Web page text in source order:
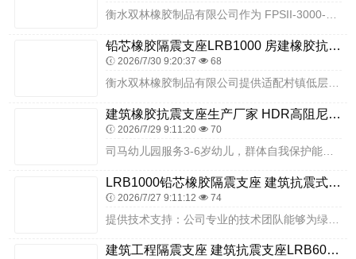
衡水双林橡胶制品有限公司作为 FPSII-3000-400-4.11 摩擦摆隔震支座的源头工厂，具备该型号产品的规模化生产能力，可根据客户需求提供定制化生产服务...
铅芯橡胶隔震支座LRB1000 房建橡胶抗震支座源头工厂 LNR1200支座厂家
2026/7/30 9:20:37 68
建筑橡胶抗震支座生产厂家 HDR高阻尼橡胶隔震支座生产厂家 建筑成品隔震支座生产厂家
2026/7/29 9:11:20 70
LRB1000铅芯橡胶隔震支座 建筑抗震式隔震支座源头工厂 建筑防震隔震支座厂家
2026/7/27 9:11:12 74
建筑工程隔震支座 建筑抗震支座LRB600源头工厂 建筑隔震支座LRB和LNR源头工厂